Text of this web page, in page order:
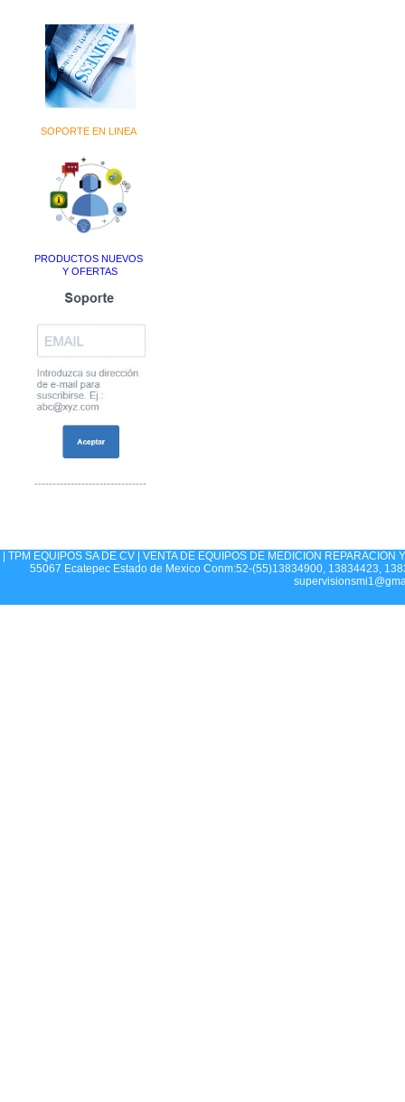
SOPORTE EN LINEA
PRODUCTOS NUEVOS
Y OFERTAS
-------------------------------
| TPM EQUIPOS SA DE CV | VENTA DE EQUIPOS DE MEDICION
55067 Ecatepec Estado de Mexico Conm:52-(55)13834900, 13834423,